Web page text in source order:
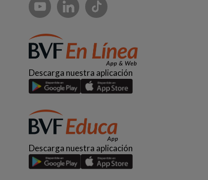
Descarga nuestra aplicación
Descarga nuestra aplicación